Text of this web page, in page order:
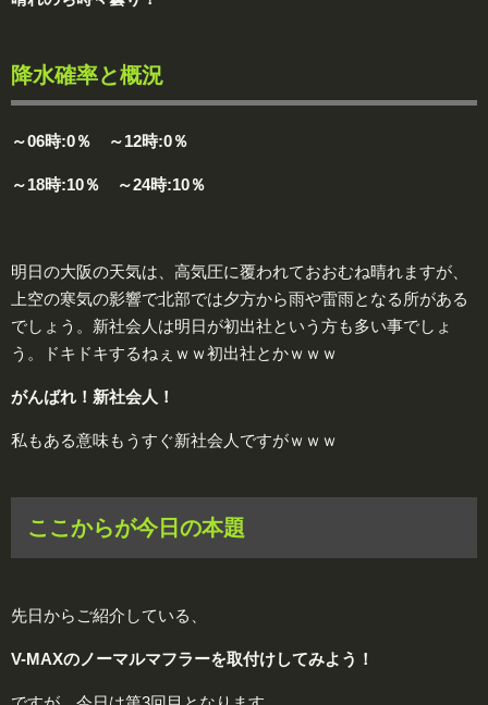
降水確率と概況
～06時:0％ ～12時:0％
～18時:10％ ～24時:10％
明日の大阪の天気は、高気圧に覆われておおむね晴れますが、
上空の寒気の影響で北部では夕方から雨や雷雨となる所がある
でしょう。新社会人は明日が初出社という方も多い事でしょ
う。ドキドキするねぇｗｗ初出社とかｗｗｗ
がんばれ！新社会人！
私もある意味もうすぐ新社会人ですがｗｗｗ
ここからが今日の本題
先日からご紹介している、
V-MAXのノーマルマフラーを取付けしてみよう！